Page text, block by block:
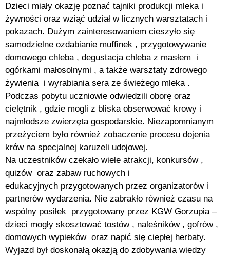
Dzieci miały okazję poznać tajniki produkcji mleka i
żywności oraz wziąć udział w licznych warsztatach i
pokazach. Dużym zainteresowaniem cieszyło się
samodzielne ozdabianie muffinek , przygotowywanie
domowego chleba , degustacja chleba z masłem i
ogórkami małosolnymi , a także warsztaty zdrowego
żywienia i wyrabiania sera ze świeżego mleka .
Podczas pobytu uczniowie odwiedzili oborę oraz
cielętnik , gdzie mogli z bliska obserwować krowy i
najmłodsze zwierzęta gospodarskie. Niezapomnianym
przeżyciem było również zobaczenie procesu dojenia
krów na specjalnej karuzeli udojowej.
Na uczestników czekało wiele atrakcji, konkursów ,
quizów oraz zabaw ruchowych i
edukacyjnych przygotowanych przez organizatorów i
partnerów wydarzenia. Nie zabrakło również czasu na
wspólny posiłek przygotowany przez KGW Gorzupia –
dzieci mogły skosztować tostów , naleśników , gofrów ,
domowych wypieków oraz napić się ciepłej herbaty.
Wyjazd był doskonałą okazją do zdobywania wiedzy